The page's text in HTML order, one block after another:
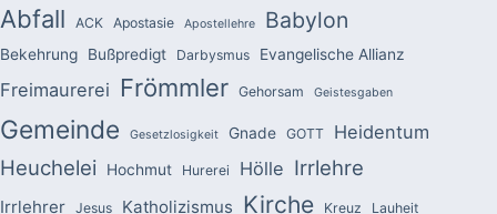
Abfall ACK Apostasie Apostellehre Babylon
Bekehrung Bußpredigt Darbysmus Evangelische Allianz
Freimaurerei Frömmler Gehorsam Geistesgaben
Gemeinde Gesetzlosigkeit Gnade GOTT Heidentum
Heuchelei Hochmut Hurerei Hölle Irrlehre
Irrlehrer Jesus Katholizismus Kirche Kreuz Lauheit